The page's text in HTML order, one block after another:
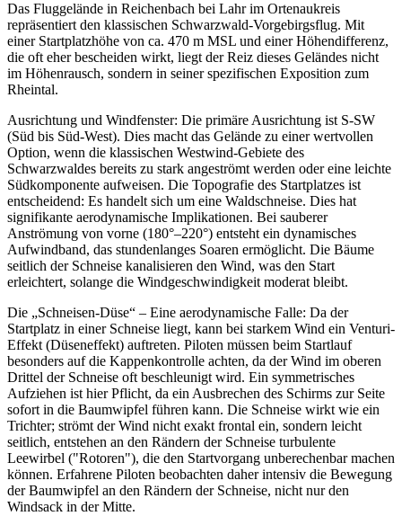
Das Fluggelände in Reichenbach bei Lahr im Ortenaukreis
repräsentiert den klassischen Schwarzwald-Vorgebirgsflug. Mit
einer Startplatzhöhe von ca. 470 m MSL und einer Höhendifferenz,
die oft eher bescheiden wirkt, liegt der Reiz dieses Geländes nicht
im Höhenrausch, sondern in seiner spezifischen Exposition zum
Rheintal.
Ausrichtung und Windfenster: Die primäre Ausrichtung ist S-SW
(Süd bis Süd-West). Dies macht das Gelände zu einer wertvollen
Option, wenn die klassischen Westwind-Gebiete des
Schwarzwaldes bereits zu stark angeströmt werden oder eine leichte
Südkomponente aufweisen. Die Topografie des Startplatzes ist
entscheidend: Es handelt sich um eine Waldschneise. Dies hat
signifikante aerodynamische Implikationen. Bei sauberer
Anströmung von vorne (180°–220°) entsteht ein dynamisches
Aufwindband, das stundenlanges Soaren ermöglicht. Die Bäume
seitlich der Schneise kanalisieren den Wind, was den Start
erleichtert, solange die Windgeschwindigkeit moderat bleibt.
Die „Schneisen-Düse“ – Eine aerodynamische Falle: Da der
Startplatz in einer Schneise liegt, kann bei starkem Wind ein Venturi-
Effekt (Düseneffekt) auftreten. Piloten müssen beim Startlauf
besonders auf die Kappenkontrolle achten, da der Wind im oberen
Drittel der Schneise oft beschleunigt wird. Ein symmetrisches
Aufziehen ist hier Pflicht, da ein Ausbrechen des Schirms zur Seite
sofort in die Baumwipfel führen kann. Die Schneise wirkt wie ein
Trichter; strömt der Wind nicht exakt frontal ein, sondern leicht
seitlich, entstehen an den Rändern der Schneise turbulente
Leewirbel ("Rotoren"), die den Startvorgang unberechenbar machen
können. Erfahrene Piloten beobachten daher intensiv die Bewegung
der Baumwipfel an den Rändern der Schneise, nicht nur den
Windsack in der Mitte.